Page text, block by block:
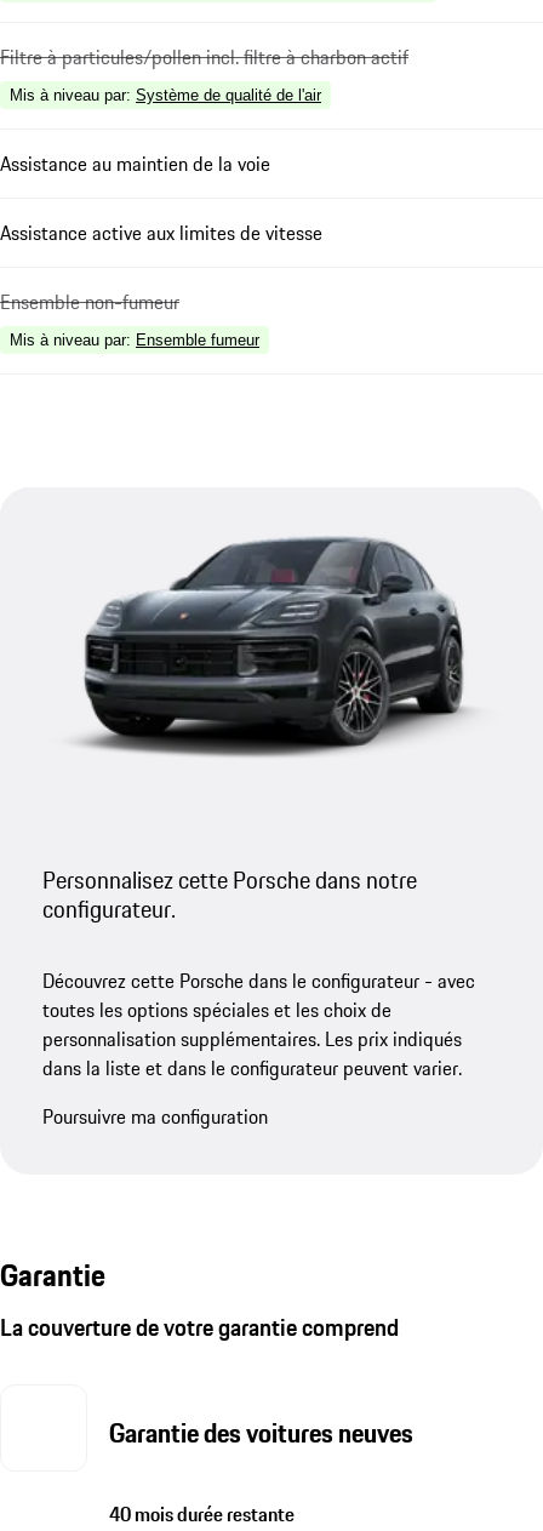
Filtre à particules/pollen incl. filtre à charbon actif
Mis à niveau par: Système de qualité de l'air
Assistance au maintien de la voie
Assistance active aux limites de vitesse
Ensemble non-fumeur
Mis à niveau par: Ensemble fumeur
Personnalisez cette Porsche dans notre
configurateur.
Découvrez cette Porsche dans le configurateur - avec
toutes les options spéciales et les choix de
personnalisation supplémentaires. Les prix indiqués
dans la liste et dans le configurateur peuvent varier.
Poursuivre ma configuration
Garantie
La couverture de votre garantie comprend
Garantie des voitures neuves
40 mois durée restante